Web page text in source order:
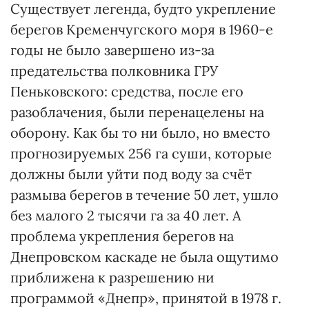
Существует легенда, будто укрепление
берегов Кременчугского моря в 1960-е
годы не было завершено из-за
предательства полковника ГРУ
Пеньковского: средства, после его
разоблачения, были перенацелены на
оборону. Как бы то ни было, но вместо
прогнозируемых 256 га суши, которые
должны были уйти под воду за счёт
размыва берегов в течение 50 лет, ушло
без малого 2 тысячи га за 40 лет. А
проблема укрепления берегов на
Днепровском каскаде не была ощутимо
приближена к разрешению ни
программой «Днепр», принятой в 1978 г.